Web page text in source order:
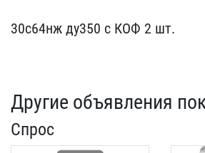
30с64нж ду350 с КОФ 2 шт​.
Другие объявления
Спрос